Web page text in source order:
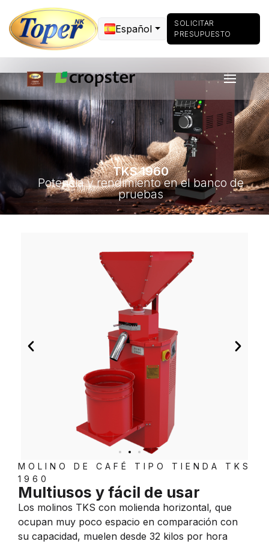
Español
SOLICITAR
PRESUPUESTO
TKS 1960
Potencia y rendimiento en el banco de
pruebas
MOLINO DE CAFÉ TIPO TIENDA TKS
1960
Multiusos y fácil de usar
Los molinos TKS con molienda horizontal, que
ocupan muy poco espacio en comparación con
su capacidad, muelen desde 32 kilos por hora